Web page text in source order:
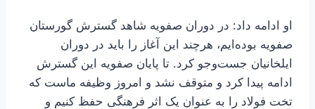
او ادامه داد: در دوران صفویه شاهد گسترش گورستان
صفویه بوده‌ایم، هرچند این آغاز را باید در دوران
ایلخانیان جست‌وجو کرد. تا پایان صفویه این گسترش
ادامه پیدا کرد و متوقف نشد و امروز وظیفه ماست که
تخت فولاد را به عنوان یک اثر فرهنگی حفظ کنیم و